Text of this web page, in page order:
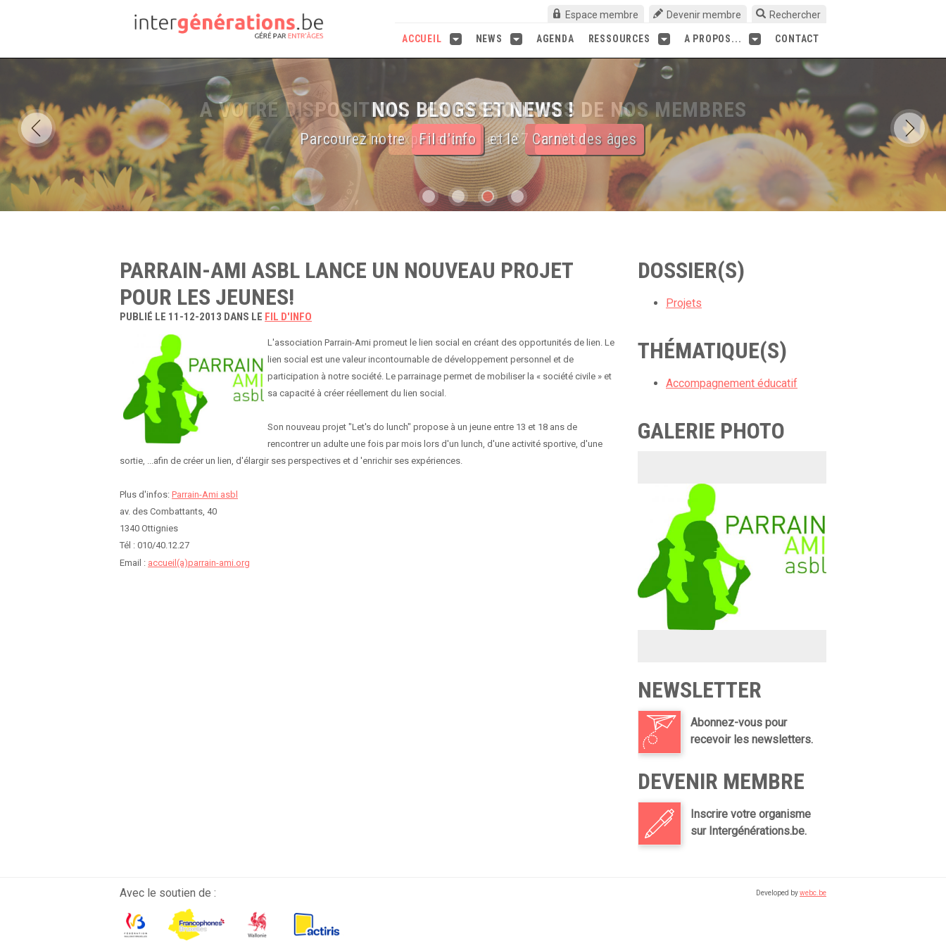
Espace membre Devenir membre Rechercher
CONTACT
A PROPOS...
RESSOURCES
AGENDA
NEWS
ACCUEIL
NOS BLOGS ET NEWS !
Parcourez notre Fil d'info et le Carnet des âges
PARRAIN-AMI ASBL LANCE UN NOUVEAU PROJET
POUR LES JEUNES!
PUBLIÉ LE 11-12-2013 DANS LE FIL D'INFO
L'association Parrain-Ami promeut le lien social en créant des opportunités de lien. Le
lien social est une valeur incontournable de développement personnel et de
participation à notre société. Le parrainage permet de mobiliser la « société civile » et
sa capacité à créer réellement du lien social.
Son nouveau projet "Let's do lunch" propose à un jeune entre 13 et 18 ans de
rencontrer un adulte une fois par mois lors d'un lunch, d'une activité sportive, d'une
sortie, ...afin de créer un lien, d'élargir ses perspectives et d 'enrichir ses expériences.
Plus d'infos: Parrain-Ami asbl
av. des Combattants, 40
1340 Ottignies
Tél : 010/40.12.27
Email : accueil(a)parrain-ami.org
DOSSIER(S)
Projets
THÉMATIQUE(S)
Accompagnement éducatif
GALERIE PHOTO
NEWSLETTER
Abonnez-vous pour
recevoir les newsletters.
DEVENIR MEMBRE
Inscrire votre organisme
sur Intergénérations.be.
Avec le soutien de : Developed bywebc.be